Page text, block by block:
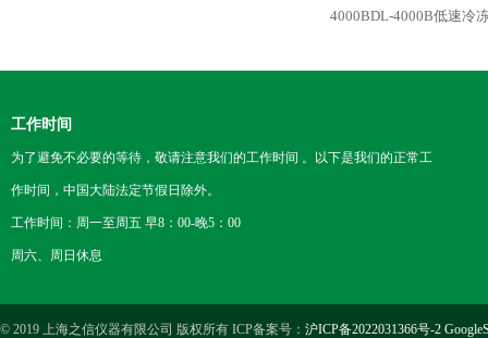
4000BDL-4000B低速冷
工作时间
为了避免不必要的等待，敬请注意我们的工作时间 。以下是我们的正常工
作时间，中国大陆法定节假日除外。
工作时间：周一至周五 早8：00-晚5：00
周六、周日休息
© 2019 上海之信仪器有限公司 版权所有 ICP备案号： 沪ICP备2022031366号-2